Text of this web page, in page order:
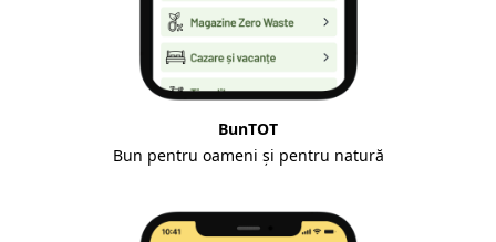
BunTOT
Bun pentru oameni și pentru natură